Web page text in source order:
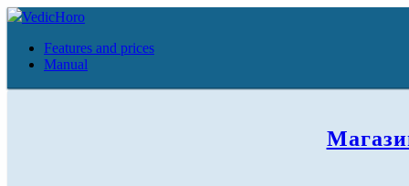
VedicHoro
Features and prices
Manual